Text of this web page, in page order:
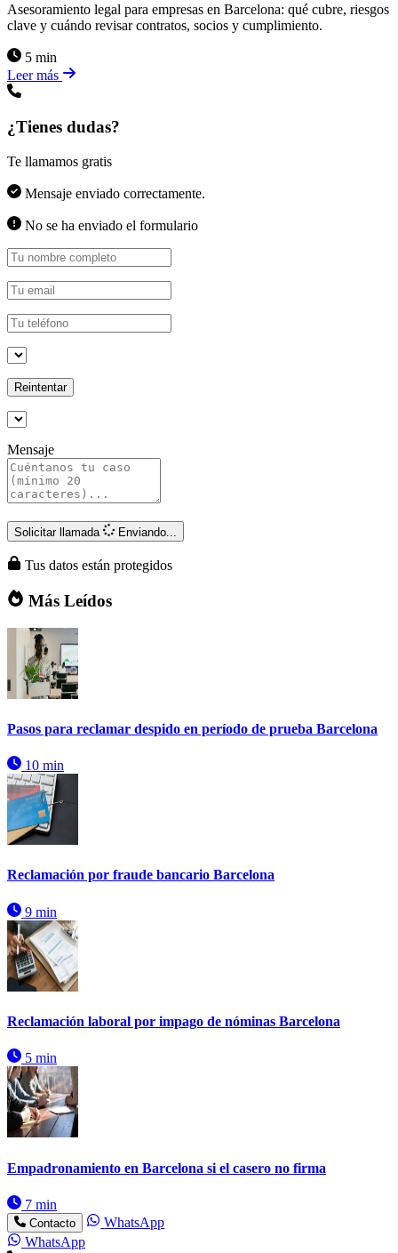
Asesoramiento legal para empresas en Barcelona: qué cubre, riesgos
clave y cuándo revisar contratos, socios y cumplimiento.
5 min
Leer más
¿Tienes dudas?
Te llamamos gratis
Mensaje enviado correctamente.
No se ha enviado el formulario
Reintentar
Mensaje
Solicitar llamada Enviando...
Tus datos están protegidos
Más Leídos
Pasos para reclamar despido en período de prueba Barcelona
10 min
Reclamación por fraude bancario Barcelona
9 min
Reclamación laboral por impago de nóminas Barcelona
5 min
Empadronamiento en Barcelona si el casero no firma
7 min
Contacto
WhatsApp
WhatsApp